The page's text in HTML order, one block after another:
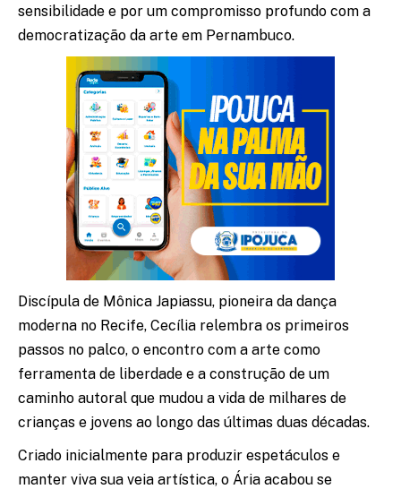
sensibilidade e por um compromisso profundo com a
democratização da arte em Pernambuco.
Discípula de Mônica Japiassu, pioneira da dança
moderna no Recife, Cecília relembra os primeiros
passos no palco, o encontro com a arte como
ferramenta de liberdade e a construção de um
caminho autoral que mudou a vida de milhares de
crianças e jovens ao longo das últimas duas décadas.
Criado inicialmente para produzir espetáculos e
manter viva sua veia artística, o Ária acabou se